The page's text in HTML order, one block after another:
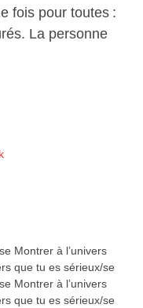
fois pour toutes :
La personne
Montrer à l’univers
que tu es sérieux/se
Montrer à l’univers
que tu es sérieux/se